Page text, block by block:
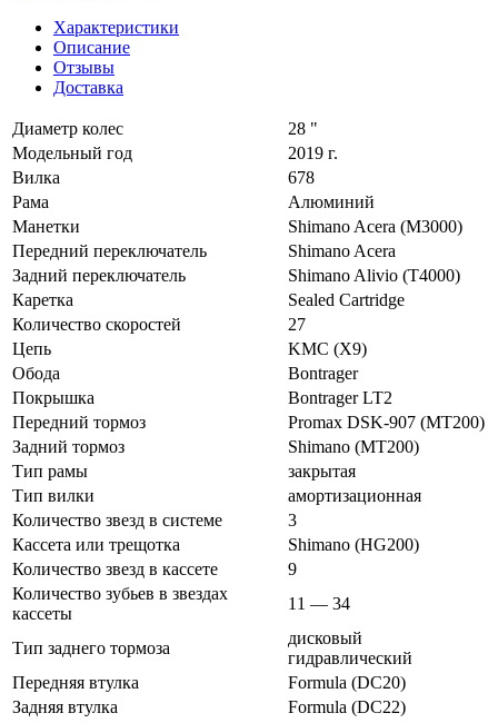
Характеристики
Описание
Отзывы
Доставка
Диаметр колес
28 "
Модельный год
2019 г.
Вилка
678
Рама
Алюминий
Манетки
Shimano Acera (M3000)
Передний переключатель
Shimano Acera
Задний переключатель
Shimano Alivio (T4000)
Каретка
Sealed Cartridge
Количество скоростей
27
Цепь
KMC (X9)
Обода
Bontrager
Покрышка
Bontrager LT2
Передний тормоз
Promax DSK-907 (MT200)
Задний тормоз
Shimano (MT200)
Тип рамы
закрытая
Тип вилки
амортизационная
Количество звезд в системе
3
Кассета или трещотка
Shimano (HG200)
Количество звезд в кассете
9
Количество зубьев в звездах
кассеты
11 — 34
Тип заднего тормоза
дисковый
гидравлический
Передняя втулка
Formula (DC20)
Задняя втулка
Formula (DC22)